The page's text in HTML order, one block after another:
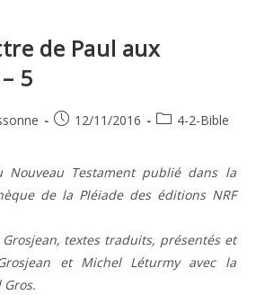
de Paul aux
5
Publication
12/11/2016
Post4-2-Bible
Testament publié dans la
de la Pléiade des éditions NRF
textes traduits, présentés et
et Michel Léturmy avec la